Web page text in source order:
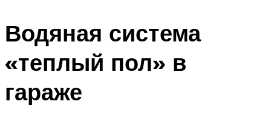
Водяная система
«теплый пол» в
гараже